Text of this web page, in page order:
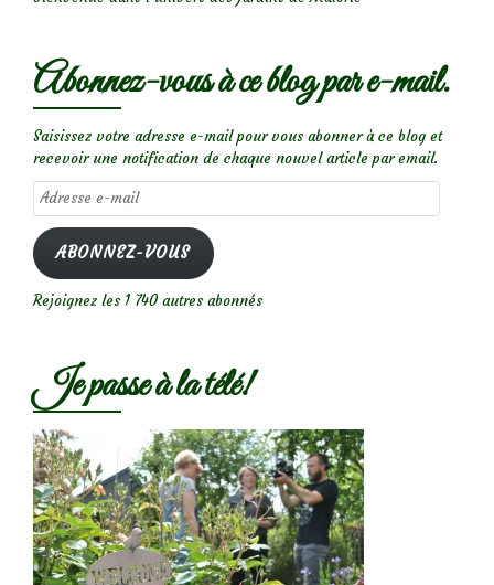
Abonnez-vous à ce blog par e-mail.
Saisissez votre adresse e-mail pour vous abonner à ce blog et
recevoir une notification de chaque nouvel article par email.
Adresse
e-
mail
ABONNEZ-VOUS
Rejoignez les 1 740 autres abonnés
Je passe à la télé!